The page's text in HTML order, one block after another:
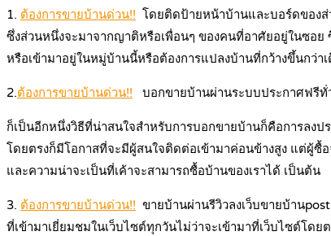
1. ต้องการขายบ้านด่วน!! โดยติดป้ายหน้าบ้านและบอร์ดของส่
ซึ่งส่วนหนึ่งจะมาจากญาติหรือเพื่อนๆ ของคนที่อาศัยอยู่ในซอ
หรือเข้ามาอยู่ในหมู่บ้านนี้หรือต้องการแปลงบ้านที่กว้างขึ้นกว่
2.ต้องการขายบ้านด่วน!! บอกขายบ้านผ่านระบบประกาศฟรี
ก็เป็นอีกหนึ่งวิธีที่น่าสนใจสำหรับการบอกขายบ้านก็คือการลงป
โดยตรงก็มีโอกาสที่จะมีผู้สนใจติดต่อเข้ามาค่อนข้างสูง แต่ผู้
และความน่าจะเป็นที่เค้าจะสามารถซื้อบ้านของเราได้ เป็นต้น
3. ต้องการขายบ้านด่วน!! ขายบ้านผ่านรีวิวลงเว็บขายบ้าน
ที่เข้ามาเยี่ยมชมในเว็บไซต์ทุกวันไม่ว่าจะเข้ามาที่เว็บไซต์โด